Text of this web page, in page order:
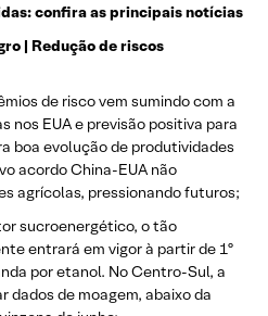
confira as principais notícias
| Redução de riscos
de risco vem sumindo com a
nos EUA e previsão positiva para
boa evolução de produtividades
acordo China-EUA não
agrícolas, pressionando futuros;
sucroenergético, o tão
entrará em vigor à partir de 1º
por etanol. No Centro-Sul, a
dados de moagem, abaixo da